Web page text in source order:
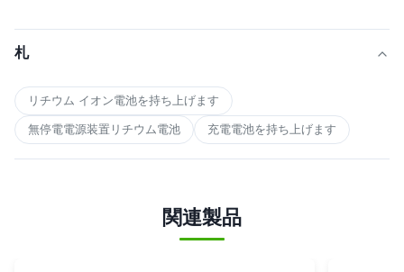
札
リチウム イオン電池を持ち上げます
無停電電源装置リチウム電池 充電電池を持ち上げます
関連製品